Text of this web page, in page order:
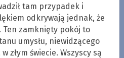
tam przypadek i
odkrywają jednak, że
Ten zamknięty pokój to
umysłu, niewidzącego
złym świecie. Wszyscy są